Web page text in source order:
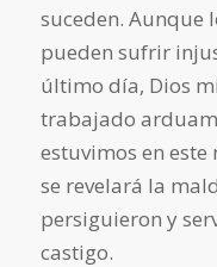
suceden. Aunque
pueden sufrir
último día, Dios
trabajado
estuvimos en este
se revelará la
persiguieron y
castigo.